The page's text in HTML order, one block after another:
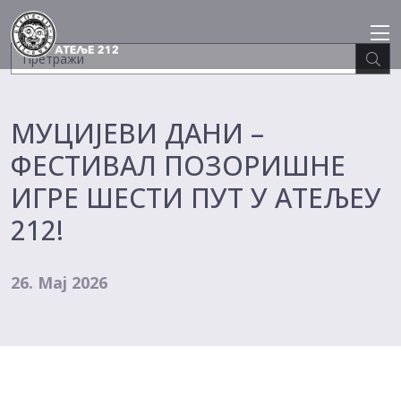
Skip
to
content
МУЦИЈЕВИ ДАНИ –
ФЕСТИВАЛ ПОЗОРИШНЕ
ИГРЕ ШЕСТИ ПУТ У АТЕЉЕУ
212!
26. Мај 2026